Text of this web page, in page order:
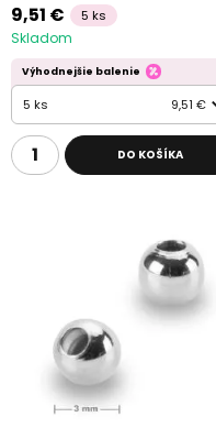
9,51 € 5 ks
Skladom
Výhodnejšie balenie
5 ks 9,51 €
DO KOŠÍKA